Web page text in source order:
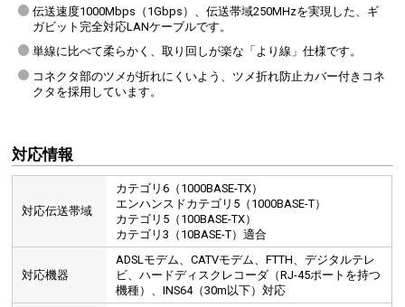
伝送速度1000Mbps（1Gbps）、伝送帯域250MHzを実現した、ギ
ガビット完全対応LANケーブルです。
単線に比べて柔らかく、取り回しが楽な「より線」仕様です。
コネクタ部のツメが折れにくいよう、ツメ折れ防止カバー付きコネ
クタを採用しています。
対応情報
対応伝送帯域
カテゴリ6（1000BASE-TX）
エンハンスドカテゴリ5（1000BASE-T）
カテゴリ5（100BASE-TX）
カテゴリ3（10BASE-T）適合
対応機器
ADSLモデム、CATVモデム、FTTH、デジタルテレ
ビ、ハードディスクレコーダ（RJ-45ポートを持つ
機種）、INS64（30m以下）対応